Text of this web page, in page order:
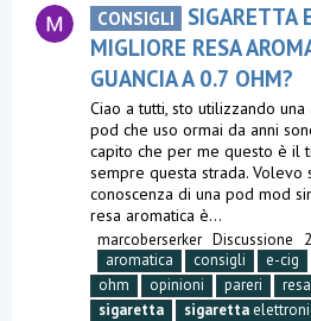
CONSIGLI
SIGARETTA
MIGLIORE RESA
GUANCIA A 0.7 OHM?
Ciao a tutti, sto utilizzando
pod che uso ormai da anni
capito che per me questo è il
sempre questa strada. Volevo
conoscenza di una pod mod
resa aromatica è...
marcoberserker Discussione
aromatica
consigli e-cig
ohm
opinioni pareri resa
sigaretta
sigaretta